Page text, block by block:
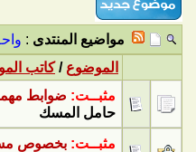
مواضيع المنتدى :
الموضوع /كاتب
مثبــت: ضوابط
حامل المسك
مثبــت: بخصوص